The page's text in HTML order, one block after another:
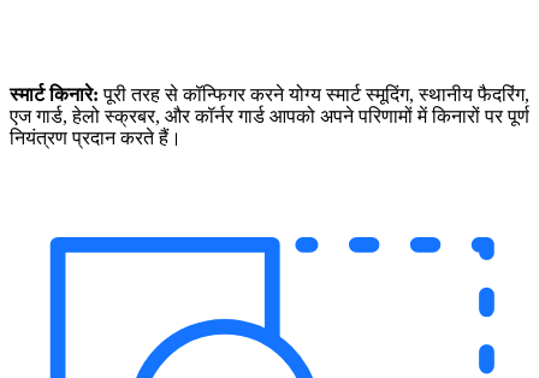
स्मार्ट किनारे:पूरी तरह से कॉन्फिगर करने योग्य स्मार्ट स्मूदिंग, स्थानीय फैदरिंग,
एज गार्ड, हेलो स्क्रबर, और कॉर्नर गार्ड आपको अपने परिणामों में किनारों पर पूर्ण
नियंत्रण प्रदान करते हैं।